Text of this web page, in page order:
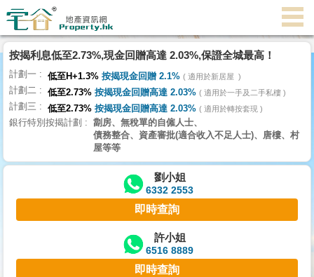
理
主
頁
搵
樓/
交
業
主
按揭利息低至2.73%,現金回贈高達 2.03%,保證全城最高！
計劃一 低至H+1.3% 按揭現金回贈 2.1% 適用於新居屋
計劃二 低至2.73% 按揭現金回贈高達 2.03% 適用於一手及二手私樓
計劃三 低至2.73% 按揭現金回贈高達 2.03% 適用於轉按套現
銀行特別按揭計劃
劏房、無稅單的自僱人士、
債務整合、資產審批(適合收入不足人士)、唐樓、村
屋等等
劉小姐
6332 2553
即時查詢
許小姐
6516 8889
即時查詢